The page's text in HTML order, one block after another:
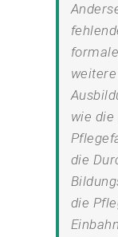
wie
die
die